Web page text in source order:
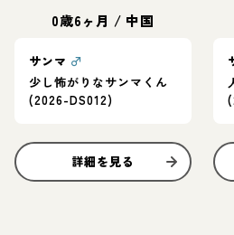
0歳6ヶ月 / 中国
サンマ ♂
少し怖がりなサンマくん
(2026-DS012)
詳細を見る